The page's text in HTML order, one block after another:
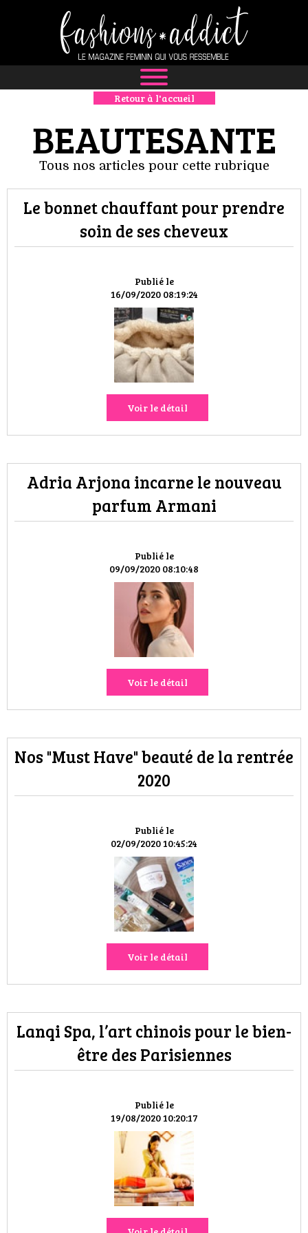
NEWS
MODE
LUXE
DÉFILÉS
BOUTIQUE
CULTURE
HIGH TECH
MAISON
AUTO
LIEUX TENDANCES
MODE DE RUE
JEUNES CRÉATEURS
HISTOIRE DES MARQUES
DÉCO
VOYAGES & LOISIRS
Retour à l'accueil
BEAUTESANTE
Tous nos articles pour cette rubrique
Publié le
16/09/2020 08:19:24
Le bonnet chauffant pour prendre
soin de ses cheveux
Voir le détail
Publié le
09/09/2020 08:10:48
Adria Arjona incarne le nouveau
parfum Armani
Voir le détail
Publié le
02/09/2020 10:45:24
Nos "Must Have" beauté de la rentrée
2020
Voir le détail
Publié le
19/08/2020 10:20:17
Lanqi Spa, l’art chinois pour le bien-
être des Parisiennes